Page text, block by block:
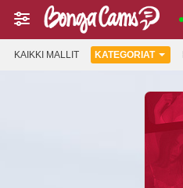
KAIKKI MALLIT KATEGORIAT